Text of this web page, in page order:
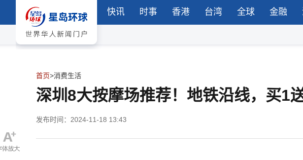
快讯 时事 香港 台湾 全球 金融
首页>消费生活
深圳8大按摩场推荐！地铁沿线，买1
发布时间：2024-11-18 13:43